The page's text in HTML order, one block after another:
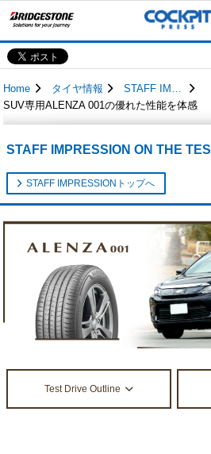
Home タイヤ情報
STAFF IMPRESSION
SUV専用ALENZA 001の優れた性能を体感
STAFF IMPRESSION ON THE
STAFF IMPRESSIONトップへ
Test Drive Outline